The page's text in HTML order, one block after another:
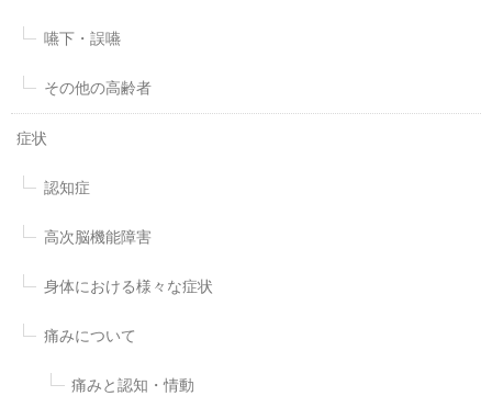
嚥下・誤嚥
その他の高齢者
症状
認知症
高次脳機能障害
身体における様々な症状
痛みについて
痛みと認知・情動